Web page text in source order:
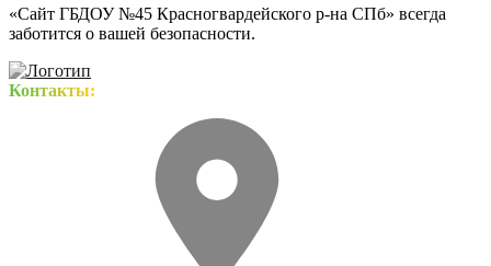
«Сайт ГБДОУ №45 Красногвардейского р-на СПб» всегда
заботится о вашей безопасности.
Контакты: